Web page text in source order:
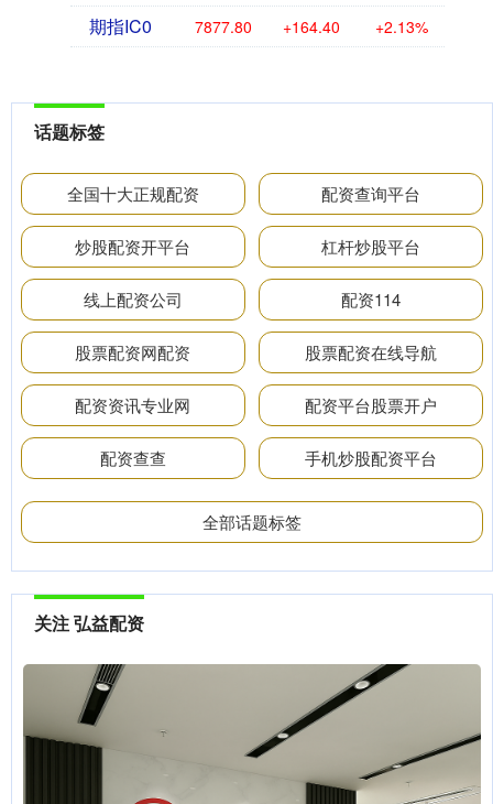
期指IC0 7877.80 +164.40 +2.13%
话题标签
全国十大正规配资 配资查询平台
炒股配资开平台 杠杆炒股平台
线上配资公司 配资114
股票配资网配资 股票配资在线导航
配资资讯专业网 配资平台股票开户
配资查查 手机炒股配资平台
全部话题标签
关注 弘益配资